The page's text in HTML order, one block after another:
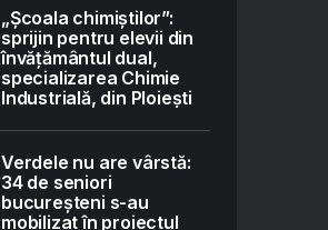
„Școala chimiștilor”:
sprijin pentru elevii din
învățământul dual,
specializarea Chimie
Industrială, din Ploiești
Verdele nu are vârstă:
34 de seniori
bucureșteni s-au
mobilizat în proiectul